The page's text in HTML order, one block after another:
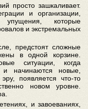
просто зашкаливает.
и организации,
упущения, которые
и экстремальных
предстоят сложные
в одной корзине.
ситуации, когда
и начинаются новые,
появляется что-то
новом уровне.
и завоеваниях,